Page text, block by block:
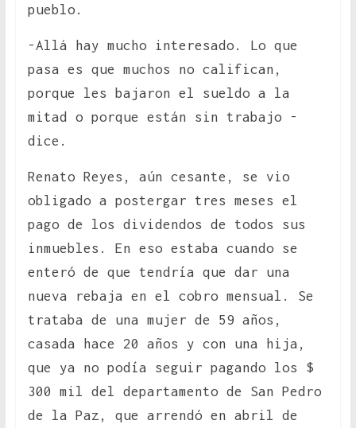
pueblo.
-Allá hay mucho interesado. Lo que
pasa es que muchos no califican,
porque les bajaron el sueldo a la
mitad o porque están sin trabajo -
dice.
Renato Reyes, aún cesante, se vio
obligado a postergar tres meses el
pago de los dividendos de todos sus
inmuebles. En eso estaba cuando se
enteró de que tendría que dar una
nueva rebaja en el cobro mensual. Se
trataba de una mujer de 59 años,
casada hace 20 años y con una hija,
que ya no podía seguir pagando los $
300 mil del departamento de San Pedro
de la Paz, que arrendó en abril de